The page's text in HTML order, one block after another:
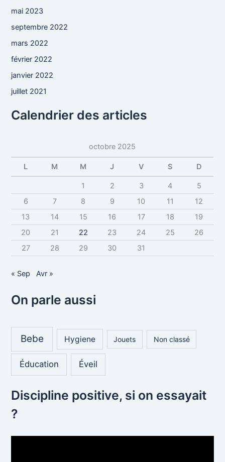
mai 2023
septembre 2022
mars 2022
février 2022
janvier 2022
juillet 2021
Calendrier des articles
octobre 2025
L M M J V S D
1 2 3 4
5
6
7 8 9 10 11
12
13
14 15 16 17 18
19
20
21 22 23 24 25
26
27
28 29 30 31
« Sep Avr »
On parle aussi
Bebe Hygiene Jouets Non classé
Éducation Éveil
Discipline positive, si on essayait
?